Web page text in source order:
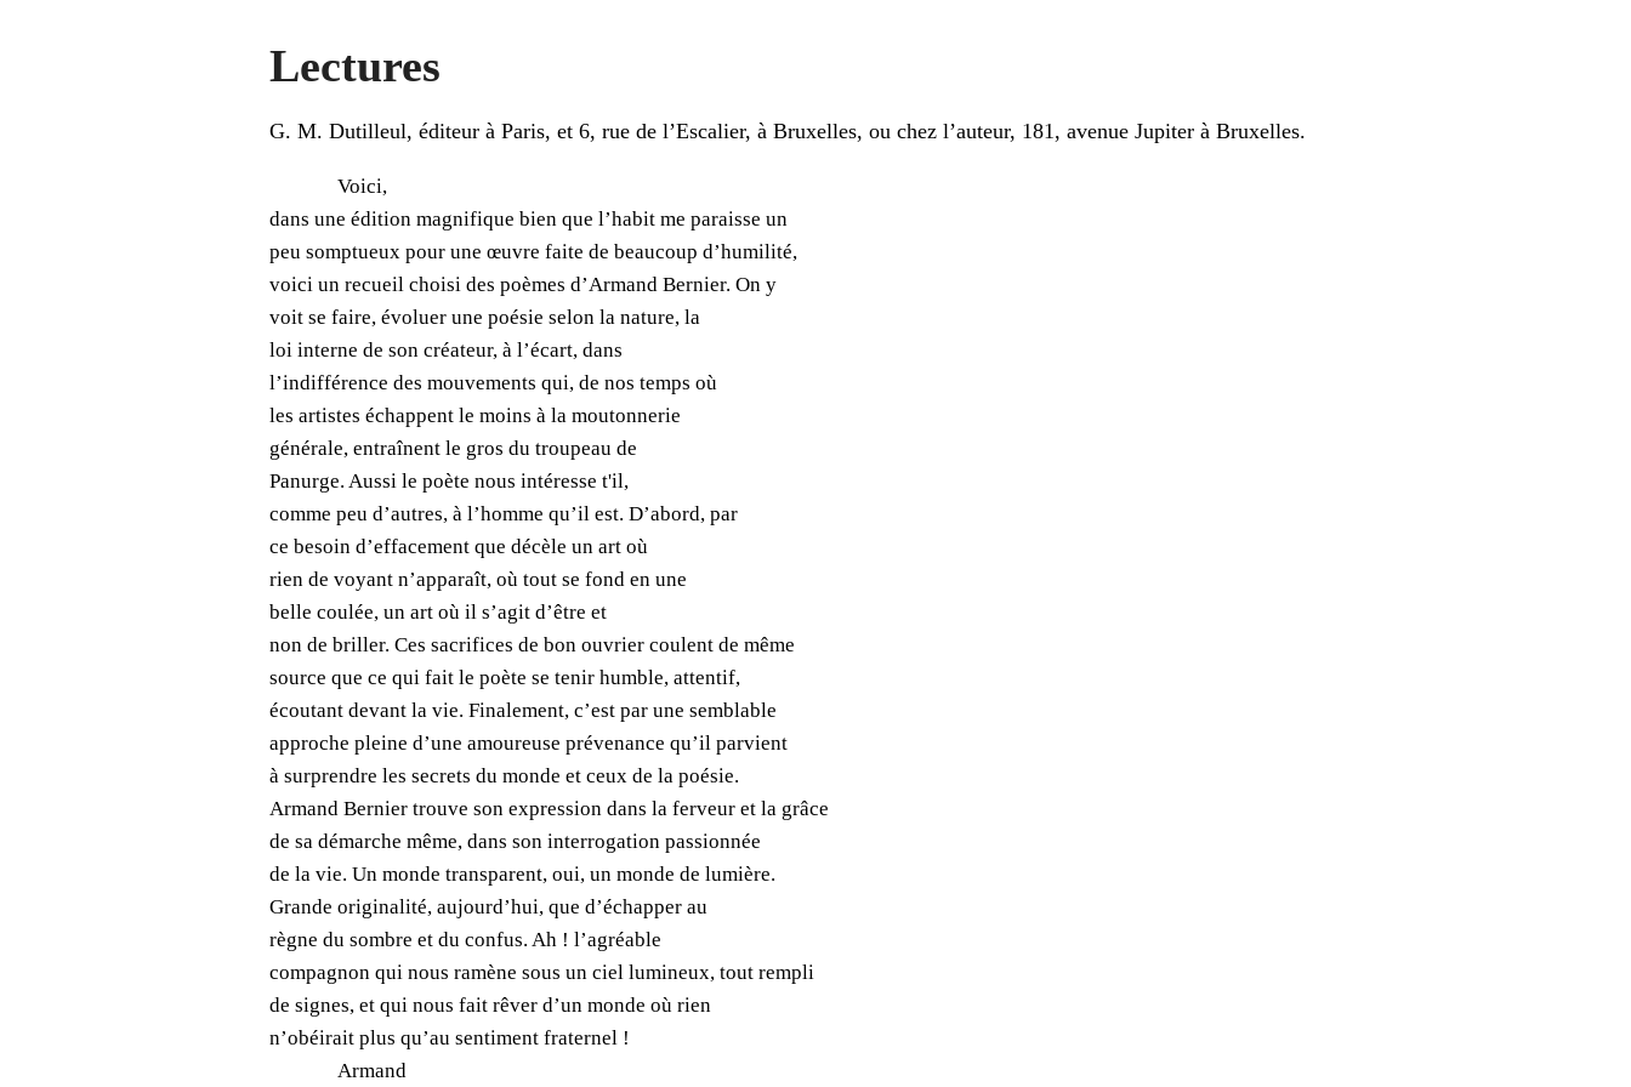
Lectures
G. M. Dutilleul, éditeur à Paris, et 6, rue de l’Escalier, à Bruxelles, ou chez l’auteur, 181, avenue Jupiter à Bruxelles.
Voici,
dans une édition magnifique bien que l’habit me paraisse un
peu somptueux pour une œuvre faite de beaucoup d’humilité,
voici un recueil choisi des poèmes d’Armand Bernier. On y
voit se faire, évoluer une poésie selon la nature, la
loi interne de son créateur, à l’écart, dans
l’indifférence des mouvements qui, de nos temps où
les artistes échappent le moins à la moutonnerie
générale, entraînent le gros du troupeau de
Panurge. Aussi le poète nous intéresse t'il,
comme peu d’autres, à l’homme qu’il est. D’abord, par
ce besoin d’effacement que décèle un art où
rien de voyant n’apparaît, où tout se fond en une
belle coulée, un art où il s’agit d’être et
non de briller. Ces sacrifices de bon ouvrier coulent de même
source que ce qui fait le poète se tenir humble, attentif,
écoutant devant la vie. Finalement, c’est par une semblable
approche pleine d’une amoureuse prévenance qu’il parvient
à surprendre les secrets du monde et ceux de la poésie.
Armand Bernier trouve son expression dans la ferveur et la grâce
de sa démarche même, dans son interrogation passionnée
de la vie. Un monde transparent, oui, un monde de lumière.
Grande originalité, aujourd’hui, que d’échapper au
règne du sombre et du confus. Ah ! l’agréable
compagnon qui nous ramène sous un ciel lumineux, tout rempli
de signes, et qui nous fait rêver d’un monde où rien
n’obéirait plus qu’au sentiment fraternel !
Armand